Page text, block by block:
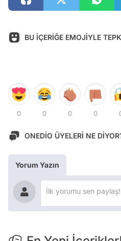
BU İÇERİĞE EMOJİYLE
0 0 0 0
ONEDİO ÜYELERİ NE
Yorum Yazın